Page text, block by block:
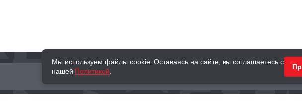
КНИГИ ПОДАРКИ
Мы используем файлы cookie. Оставаясь на сайте, вы соглашаетесь с
нашей Политикой